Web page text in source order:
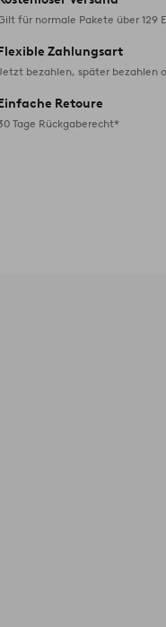
für normale Pakete über 129
Zahlungsart
bezahlen, später bezahlen
Retoure
Tage Rückgaberecht*